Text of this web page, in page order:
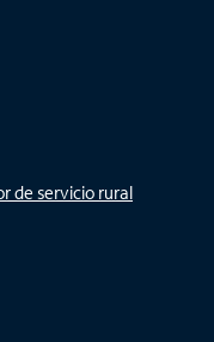
de servicio rural